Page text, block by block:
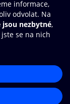
e-knihy a